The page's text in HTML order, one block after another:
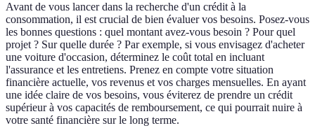
Avant de vous lancer dans la recherche d'un crédit à la
consommation, il est crucial de bien évaluer vos besoins. Posez-vous
les bonnes questions : quel montant avez-vous besoin ? Pour quel
projet ? Sur quelle durée ? Par exemple, si vous envisagez d'acheter
une voiture d'occasion, déterminez le coût total en incluant
l'assurance et les entretiens. Prenez en compte votre situation
financière actuelle, vos revenus et vos charges mensuelles. En ayant
une idée claire de vos besoins, vous éviterez de prendre un crédit
supérieur à vos capacités de remboursement, ce qui pourrait nuire à
votre santé financière sur le long terme.